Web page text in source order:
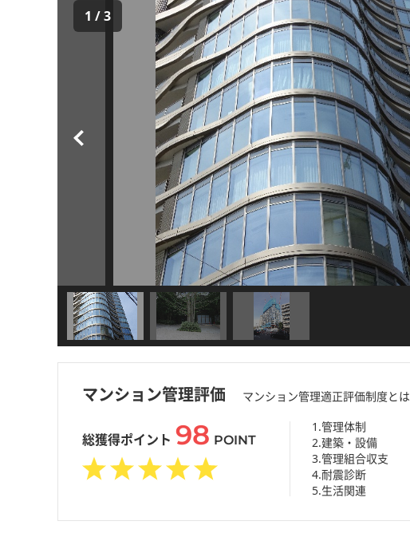
1 /3
マンション管理評価 マンション管理適正評価制度とは
総獲得ポイント 98 POINT
1.管理体制
2.建築・設備
3.管理組合収支
4.耐震診断
5.生活関連